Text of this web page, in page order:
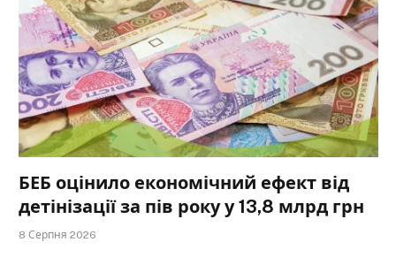
БЕБ оцінило економічний ефект від
детінізації за пів року у 13,8 млрд грн
8 Серпня 2026